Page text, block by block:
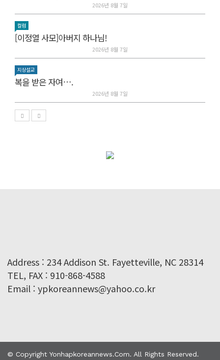
2026년 8월 7일
컬럼
[이정열 사모]아버지 하나님!
2026년 8월 7일
지상설교
복을 받은 자여….
2026년 8월 7일
Address : 234 Addison St. Fayetteville, NC 28314
TEL, FAX : 910-868-4588
Email : ypkoreannews@yahoo.co.kr
© Copyright Yonhapkoreannews.com. All Rights Reserved.